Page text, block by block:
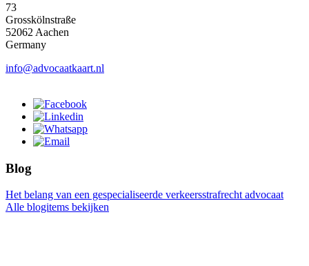
73
Grosskölnstraße
52062 Aachen
Germany
info@advocaatkaart.nl
Blog
Het belang van een gespecialiseerde verkeersstrafrecht advocaat
Alle blogitems bekijken